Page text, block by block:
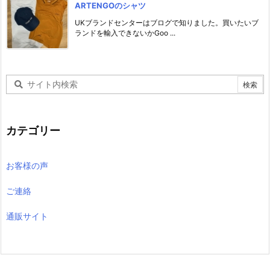
ARTENGOのシャツ
UKブランドセンターはブログで知りました。買いたいブ
ランドを輸入できないかGoo ...
カテゴリー
お客様の声
ご連絡
通販サイト